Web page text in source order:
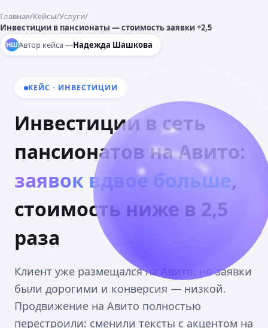
Главная/Кейсы/Услуги/
Инвестиции в пансионаты — стоимость заявки ÷2,5
НШАвтор кейса —Надежда Шашкова
КЕЙС · ИНВЕСТИЦИИ
Инвестиции в сеть
пансионатов на Авито:
заявок вдвое больше,
стоимость ниже в 2,5
раза
Клиент уже размещался на Авито, но заявки
были дорогими и конверсия — низкой.
Продвижение на Авито полностью
перестроили: сменили тексты с акцентом на